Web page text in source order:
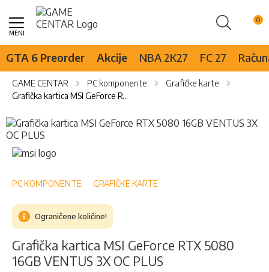
Pretraži
Skip
Content
GTA 6 Preorder Akcije NBA 2K27 FC 27
GAME CENTAR PC komponente
Grafičke karte
Grafička kartica MSI GeForce RTX 5080 16GB VENTUS 3X OC PLUS
Skip
to
the
end
the
gallery
Skip
to
beginning
the
images
gallery
PC KOMPONENTE GRAFIČKE KARTE
Ograničene količine!
Grafička kartica MSI GeForce RTX 5080
16GB VENTUS 3X OC PLUS